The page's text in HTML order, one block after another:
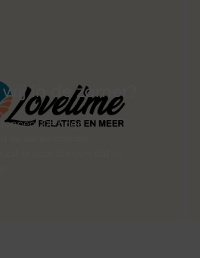
in de zomer?
De hoge